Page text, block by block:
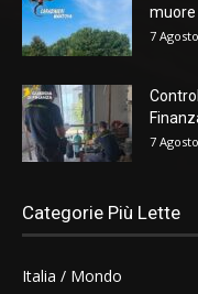
muore
7
7
Categorie Più Lette
Italia / Mondo